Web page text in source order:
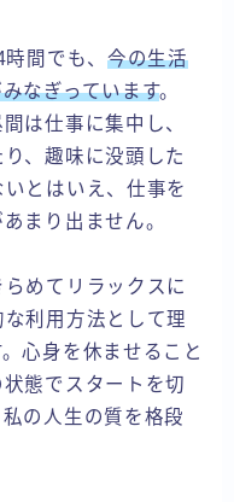
間でも、 今の生活
なぎっています。
は仕事に集中し、
、趣味に没頭した
とはいえ、仕事を
まり出ません。
めてリラックスに
利用方法として理
心身を休ませること
態でスタートを切
の人生の質を格段